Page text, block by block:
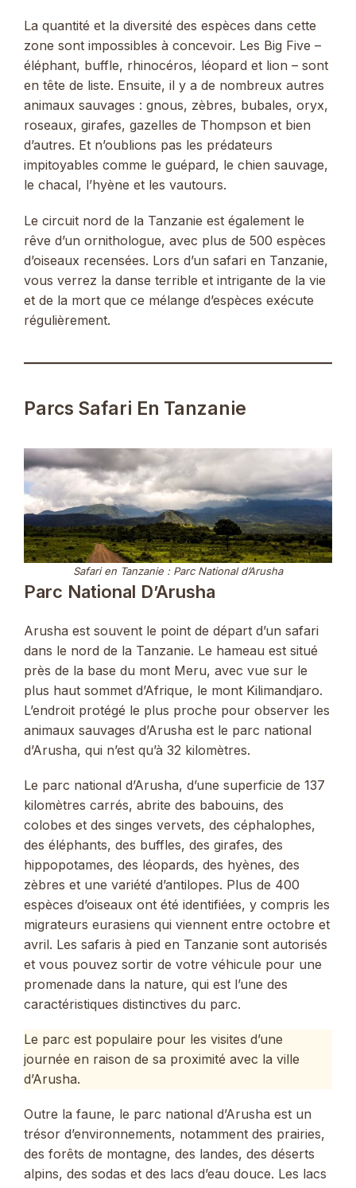
La quantité et la diversité des espèces dans cette
zone sont impossibles à concevoir. Les Big Five –
éléphant, buffle, rhinocéros, léopard et lion – sont
en tête de liste. Ensuite, il y a de nombreux autres
animaux sauvages : gnous, zèbres, bubales, oryx,
roseaux, girafes, gazelles de Thompson et bien
d’autres. Et n’oublions pas les prédateurs
impitoyables comme le guépard, le chien sauvage,
le chacal, l’hyène et les vautours.
Le circuit nord de la Tanzanie est également le
rêve d’un ornithologue, avec plus de 500 espèces
d’oiseaux recensées. Lors d’un safari en Tanzanie,
vous verrez la danse terrible et intrigante de la vie
et de la mort que ce mélange d’espèces exécute
régulièrement.
Parcs Safari En Tanzanie
Safari en Tanzanie : Parc National d’Arusha
Parc National D’Arusha
Arusha est souvent le point de départ d’un safari
dans le nord de la Tanzanie. Le hameau est situé
près de la base du mont Meru, avec vue sur le
plus haut sommet d’Afrique, le mont Kilimandjaro.
L’endroit protégé le plus proche pour observer les
animaux sauvages d’Arusha est le parc national
d’Arusha, qui n’est qu’à 32 kilomètres.
Le parc national d’Arusha, d’une superficie de 137
kilomètres carrés, abrite des babouins, des
colobes et des singes vervets, des céphalophes,
des éléphants, des buffles, des girafes, des
hippopotames, des léopards, des hyènes, des
zèbres et une variété d’antilopes. Plus de 400
espèces d’oiseaux ont été identifiées, y compris les
migrateurs eurasiens qui viennent entre octobre et
avril. Les safaris à pied en Tanzanie sont autorisés
et vous pouvez sortir de votre véhicule pour une
promenade dans la nature, qui est l’une des
caractéristiques distinctives du parc.
Le parc est populaire pour les visites d’une
journée en raison de sa proximité avec la ville
d’Arusha.
Outre la faune, le parc national d’Arusha est un
trésor d’environnements, notamment des prairies,
des forêts de montagne, des landes, des déserts
alpins, des sodas et des lacs d’eau douce. Les lacs